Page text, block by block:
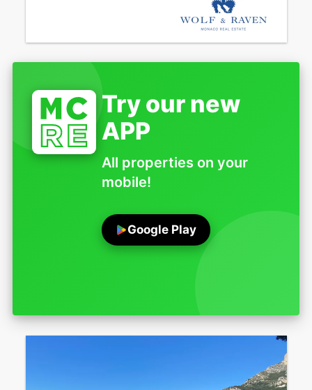
Try our new
APP
All properties on your
mobile!
Google Play